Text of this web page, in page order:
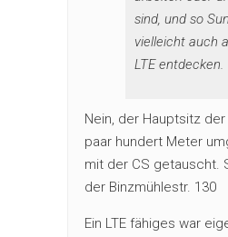
sind, und so
vielleicht auch
LTE entdecken.
Nein, der Hauptsitz
paar hundert Meter
mit der CS getauscht.
der Binzmühlestr. 130
Ein LTE fähiges war